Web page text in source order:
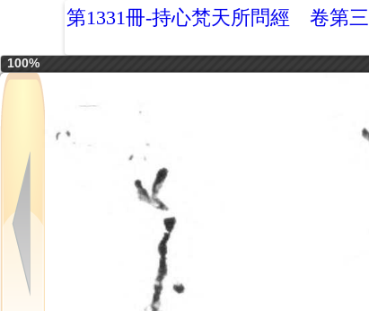
第1331冊-持心梵天所問經 卷第三
100%